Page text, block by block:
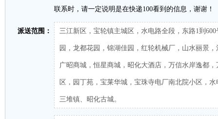
联系时，请一定说明是在快递100看到的信息，谢谢！
派送范围： 三江新区，宝轮镇主城区，水电路全段，东路1到
园，龙都花园，锦湖佳园，红轮机械厂，山水丽景
广昭商城，恒星商城，昭化大酒店，万信水岸逸都
区，园丁苑，宝莱华城，宝珠寺电厂南北院小区，
三堆镇、昭化古城。